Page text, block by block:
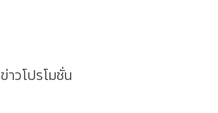
ข่าวโปรโมชั่น